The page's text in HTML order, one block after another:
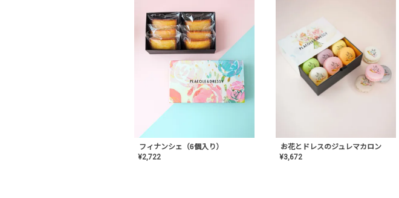
フィナンシェ（6個入り）
¥2,722
お花とドレスのジュレマカロン
¥3,672